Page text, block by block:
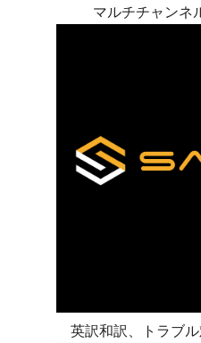
マルチチャンネ
英訳和訳、トラブ